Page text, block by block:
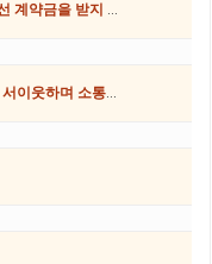
※HT(Human Touch)여행사는 항공권 예약시 선 계약금을 받지 않습니다.※
HT여행사에서 [호주블리] 블로그 오픈했어요 :) 서이웃하며 소통하며 지내요